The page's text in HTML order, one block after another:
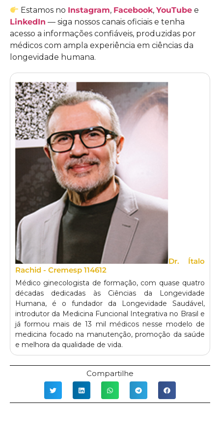
Estamos no Instagram, Facebook,YouTube e
LinkedIn — siga nossos canais oficiais e tenha
acesso a informações confiáveis, produzidas por
médicos com ampla experiência em ciências da
longevidade humana.
Dr. Ítalo
Rachid - Cremesp 114612
Médico ginecologista de formação, com quase quatro
décadas dedicadas às Ciências da Longevidade
Humana, é o fundador da Longevidade Saudável,
introdutor da Medicina Funcional Integrativa no Brasil e
já formou mais de 13 mil médicos nesse modelo de
medicina focado na manutenção, promoção da saúde
e melhora da qualidade de vida.
Compartilhe